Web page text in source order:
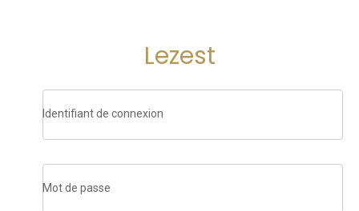
Lezest
Identifiant de connexion
Mot de passe